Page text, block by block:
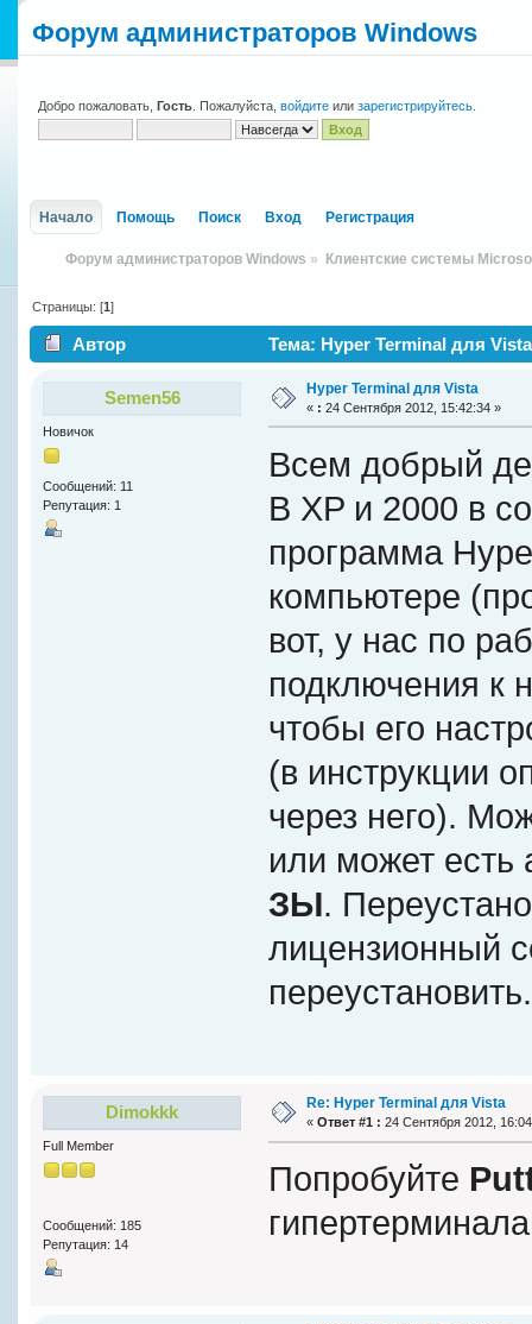
Форум администраторов Windows
Добро пожаловать, Гость . Пожалуйста, войдите или зарегистрируйтесь
Начало Помощь Поиск Вход Регистрация
Форум администраторов Windows » Клиентские системы
Страницы: [1]
Автор Тема: Hyper Terminal для
Semen56
Новичок
Сообщений: 11
Репутация: 1
Hyper Terminal для Vista
« : 24 Сентября 2012, 15:42:34 »
Всем добрый
В XP и 2000 в
программа
компьютере
вот, у нас по
подключения к
чтобы его
(в инструкции
через него).
или может есть
ЗЫ.
лицензионный
переустановить.
Dimokkk
Full Member
Сообщений: 185
Репутация: 14
Re: Hyper Terminal для Vista
« Ответ #1 : 24 Сентября 2012,
Попробуйте